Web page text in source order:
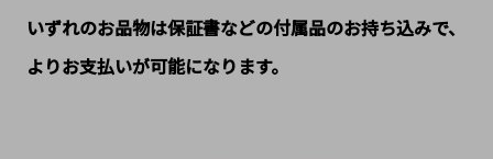
いずれのお品物は保証書などの付属品のお持ち込みで、
よりお支払いが可能になります。